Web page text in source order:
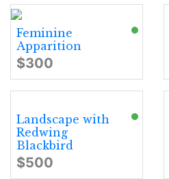
Feminine
Apparition
$300
Landscape with
Redwing
Blackbird
$500